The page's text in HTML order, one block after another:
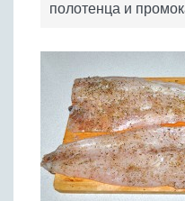
полотенца и